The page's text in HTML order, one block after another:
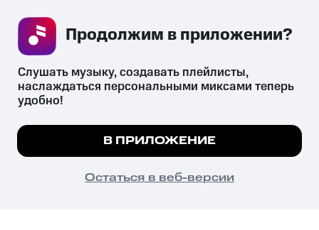
СКАЧАТЬ ПРИЛОЖЕНИЕ
психотропных веществ, их аналогов причиняет вред здоровью,
их незаконный оборот запрещён и влечёт установленную
законодательством ответственность.
© 2026 ООО «КИОН».
Все права защищены
Мы используем куки, чтобы на сайте все
Подробнее
ПОНЯТНО
Слушать музыку, создавать плейлисты,
наслаждаться персональными миксами теперь
удобно!
В ПРИЛОЖЕНИЕ
Остаться в веб-версии